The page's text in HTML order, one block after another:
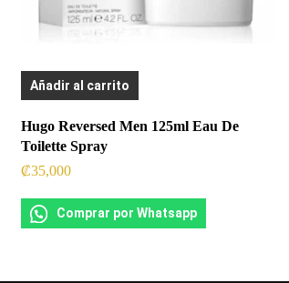
Añadir al carrito
Hugo Reversed Men 125ml Eau De
Toilette Spray
₡35,000
Comprar por Whatsapp